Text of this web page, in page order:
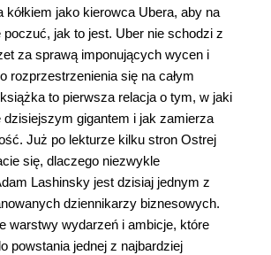
kółkiem jako kierowca Ubera, aby na
poczuć, jak to jest. Uber nie schodzi z
za sprawą imponujących wycen i
rozprzestrzenienia się na całym
to pierwsza relacja o tym, w jaki
dzisiejszym gigantem i jak zamierza
Już po lekturze kilku stron Ostrej
się, dlaczego niezwykle
Lashinsky jest dzisiaj jednym z
dziennikarzy biznesowych.
warstwy wydarzeń i ambicje, które
powstania jednej z najbardziej